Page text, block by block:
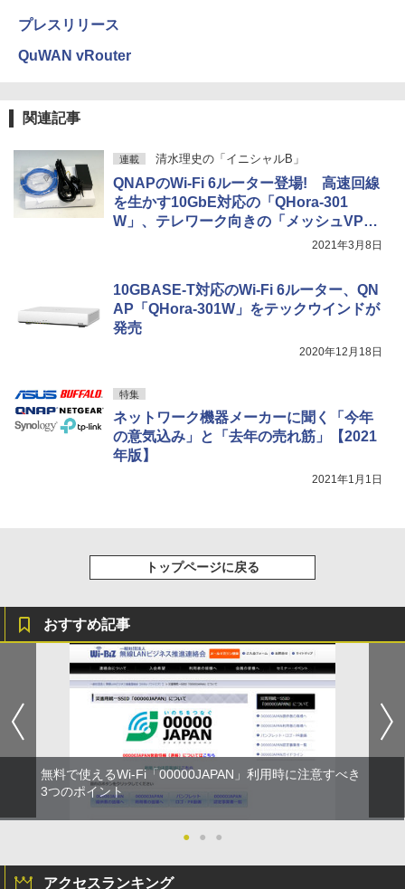
プレスリリース
QuWAN vRouter
関連記事
連載 清水理史の「イニシャルB」
QNAPのWi-Fi 6ルーター登場! 高速回線
を生かす10GbE対応の「QHora-301
W」、テレワーク向きの「メッシュVP
2021年3月8日
10GBASE-T対応のWi-Fi 6ルーター、QN
AP「QHora-301W」をテックウインドが
発売
2020年12月18日
特集
ネットワーク機器メーカーに聞く「今年
の意気込み」と「去年の売れ筋」【2021
年版】
2021年1月1日
トップページに戻る
おすすめ記事
無料で使えるWi-Fi「00000JAPAN」利用時に注意すべき
3つのポイント
● ● ●
アクセスランキング